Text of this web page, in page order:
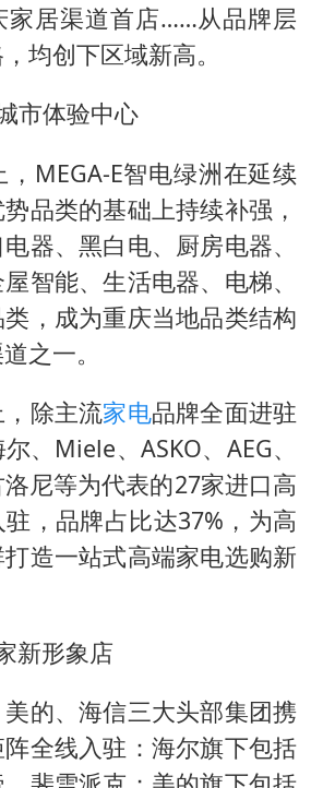
家居渠道首店……从品牌层
均创下区域新高。
市体验中心
MEGA-E智电绿洲在延续
品类的基础上持续补强，
器、黑白电、厨房电器、
智能、生活电器、电梯、
，成为重庆当地品类结构
之一。
除主流家电品牌全面进驻
、Miele、ASKO、AEG、
尼等为代表的27家进口高
，品牌占比达37%，为高
造一站式高端家电选购新
新形象店
的、海信三大头部集团携
全线入驻：海尔旗下包括